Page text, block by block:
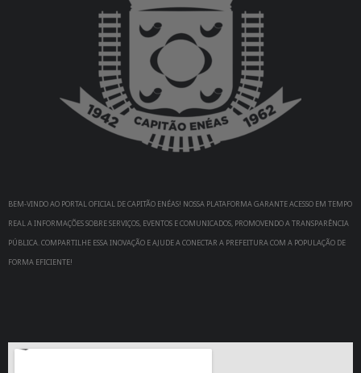
BEM-VINDO AO PORTAL OFICIAL DE CAPITÃO ENÉAS! NOSSA PLATAFORMA GARANTE ACESSO EM TEMPO
REAL A INFORMAÇÕES SOBRE SERVIÇOS, EVENTOS E COMUNICADOS, PROMOVENDO A TRANSPARÊNCIA
PÚBLICA. COMPARTILHE ESSA INOVAÇÃO E AJUDE A CONECTAR A PREFEITURA COM A POPULAÇÃO DE
FORMA EFICIENTE!